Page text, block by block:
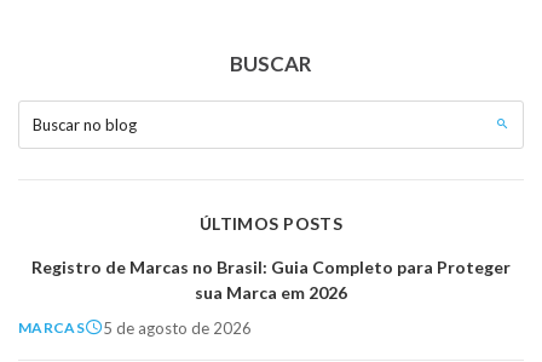
BUSCAR
Buscar no blog
ÚLTIMOS POSTS
Registro de Marcas no Brasil: Guia Completo para Proteger
sua Marca em 2026
MARCAS 5 de agosto de 2026